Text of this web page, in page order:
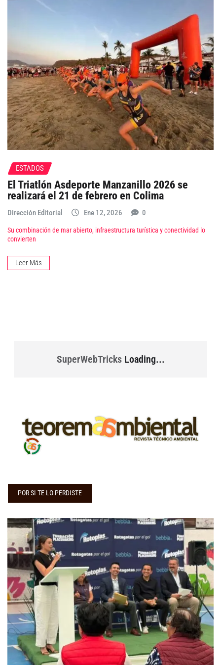
ESTADOS
El Triatlón Asdeporte Manzanillo 2026 se
realizará el 21 de febrero en Colima
Dirección Editorial Ene 12, 2026 0
Su combinación de mar abierto, infraestructura turística y conectividad lo
convierten
Leer Más
SuperWebTricksLoading...
POR SI TE LO PERDISTE